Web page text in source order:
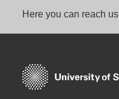
Here you can reach us